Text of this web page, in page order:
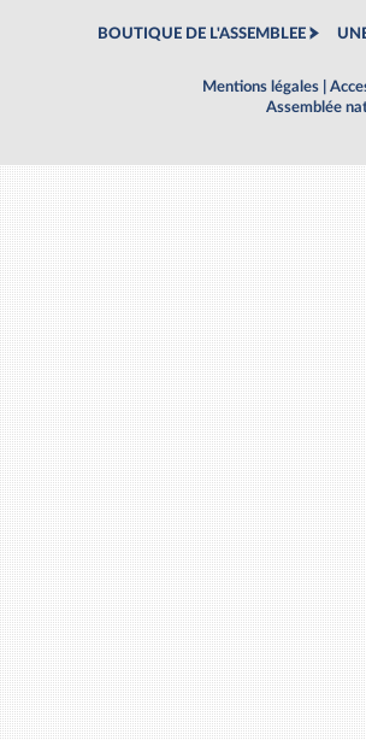
BOUTIQUE DE L'ASSEMBLEE
Mentions légales
Assemblée